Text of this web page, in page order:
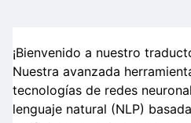
¡Bienvenido a nuestro
Nuestra avanzada
tecnologías de redes
lenguaje natural (NLP)